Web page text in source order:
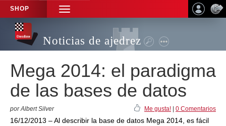
SHOP
TOGGLE
NAVIGATION
Noticias de ajedrez
Mega 2014: el paradigma
de las bases de datos
por Albert Silver Me gusta! 0 Comentarios
16/12/2013 – Al describir la base de datos Mega 2014, es fácil